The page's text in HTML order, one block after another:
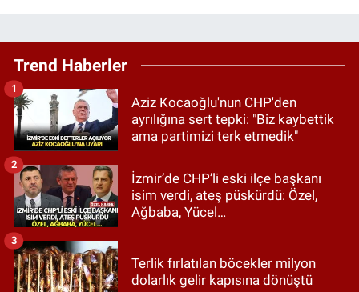
Trend Haberler
Aziz Kocaoğlu'nun CHP'den
ayrılığına sert tepki: "Biz kaybettik
ama partimizi terk etmedik"
1
İzmir’de CHP’li eski ilçe başkanı
isim verdi, ateş püskürdü: Özel,
Ağbaba, Yücel…
2
Terlik fırlatılan böcekler milyon
dolarlık gelir kapısına dönüştü
3